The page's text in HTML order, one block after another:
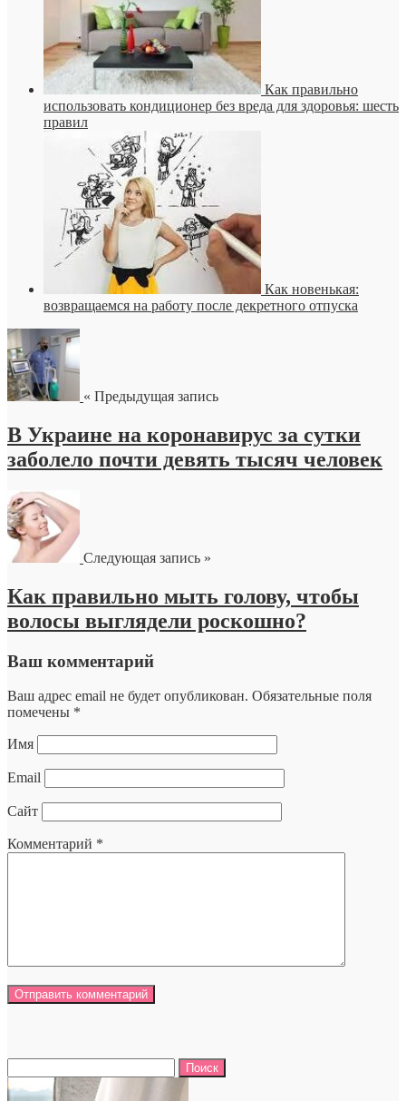
Как правильно
использовать кондиционер без вреда для здоровья: шесть
правил
Как новенькая:
возвращаемся на работу после декретного отпуска
« Предыдущая запись
В Украине на коронавирус за сутки
заболело почти девять тысяч человек
Следующая запись »
Как правильно мыть голову, чтобы
волосы выглядели роскошно?
Ваш комментарий
Ваш адрес email не будет опубликован. Обязательные поля
помечены *
Имя
Email
Сайт
Комментарий *